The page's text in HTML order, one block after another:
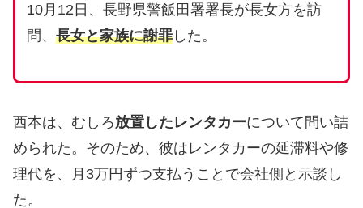
10月12日、長野県警飯田署署長が長女方を訪
問、長女と家族に謝罪 した。
西本は、むしろ放置したレンタカーについて問い詰
められた。そのため、彼はレンタカーの延滞料や修
理代を、月3万円ずつ支払うことで会社側と示談し
た。